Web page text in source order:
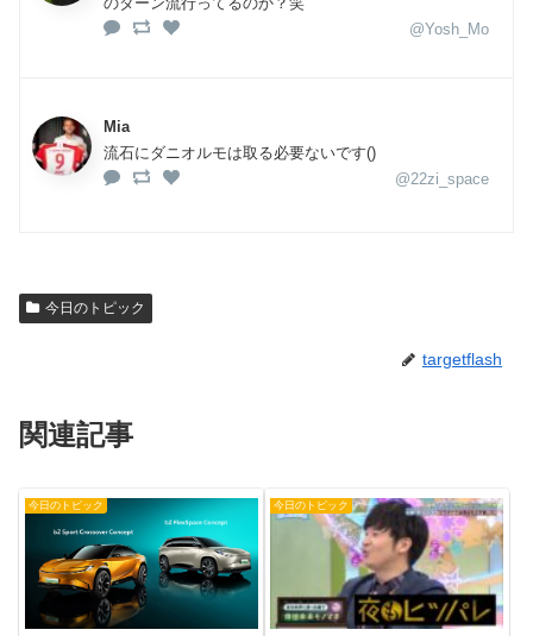
@Yosh_Mo
Mia
流石にダニオルモは取る必要ないです()
@22zi_space
今日のトピック
targetflash
関連記事
今日のトピック 今日のトピック